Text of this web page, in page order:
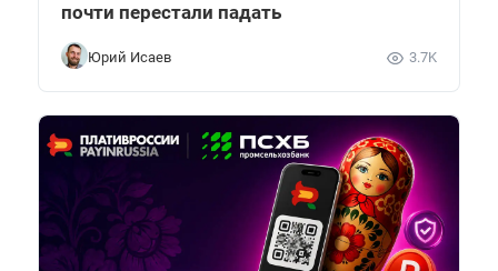
почти перестали падать
Юрий Исаев 3.7K